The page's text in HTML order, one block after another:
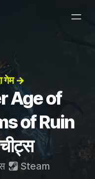
गेम →
Age of
of Ruin
Steam